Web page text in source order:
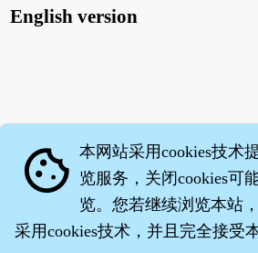
English version
cookie 本网站采用cookies技术
览服务，关闭cookies可
览。您若继续浏览本站
采用cookies技术，并且完全接受